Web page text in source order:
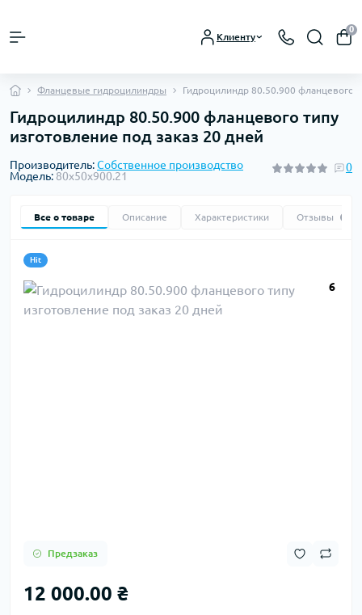
Клиенту
0
Фланцевые гидроцилиндры Гидроцилиндр 80.50.900 фланцевого
Гидроцилиндр 80.50.900 фланцевого типу
изготовление под заказ 20 дней
Производитель:Собственное производство
Модель: 80х50х900.21
0
Все о товаре Описание Характеристики Отзывы
Hit
6
Предзаказ
12 000.00 ₴